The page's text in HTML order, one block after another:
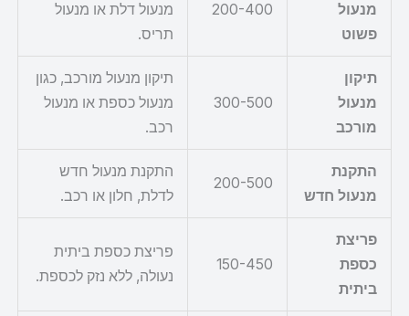
מנעול
פשוט
200-400
מנעול דלת או מנעול
תריס.
תיקון
מנעול
מורכב
300-500
תיקון מנעול מורכב, כגון
מנעול כספת או מנעול
רכב.
התקנת
מנעול חדש
200-500
התקנת מנעול חדש
לדלת, חלון או רכב.
פריצת
כספת
ביתית
150-450
פריצת כספת ביתית
נעולה, ללא נזק לכספת.